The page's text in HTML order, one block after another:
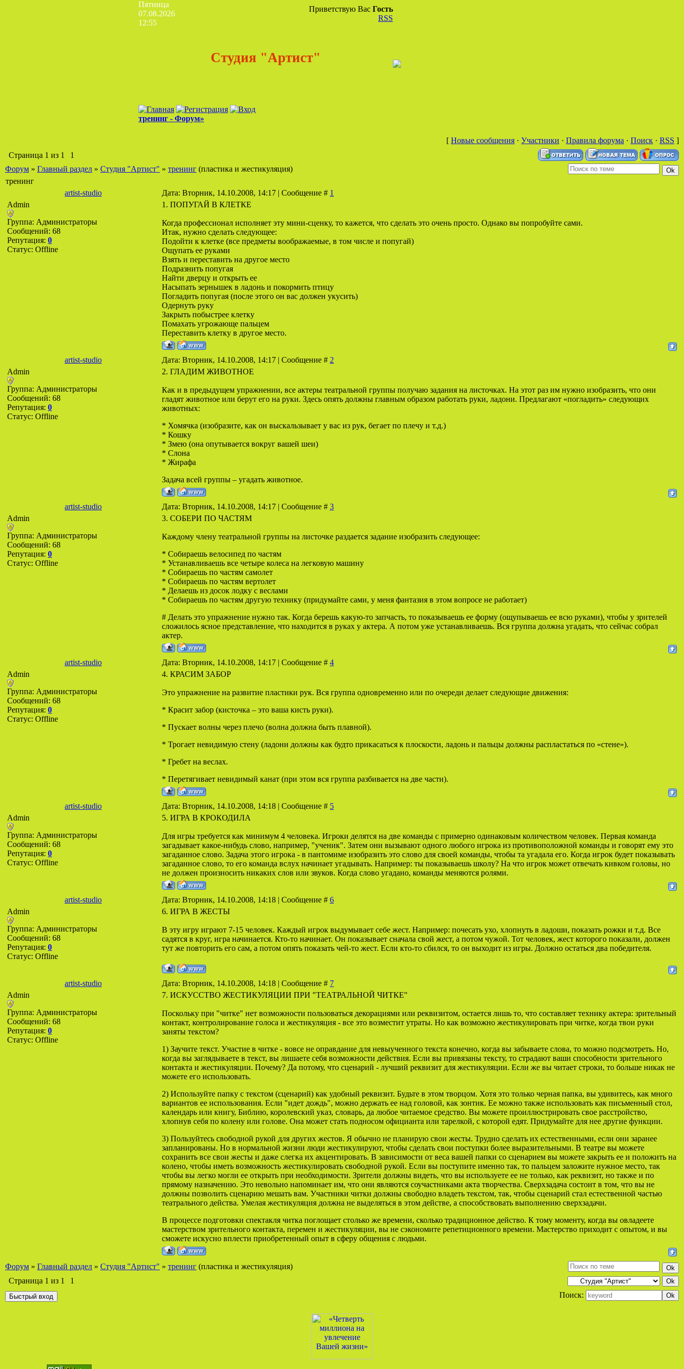
Пятница
07.08.2026
12:55
Приветствую Вас Гость
RSS
Студия "Артист"
тренинг - Форум»
[ Новые сообщения · Участники · Правила форума · Поиск · RSS ]
Страница 1 из 1
1
Форум » Главный раздел » Студия "Артист" » тренинг (пластика и жестикуляция)
тренинг
artist-studio
Дата: Вторник, 14.10.2008, 14:17 | Сообщение # 1
Admin
Группа: Администраторы
Сообщений: 68
Репутация: 0
Статус: Offline
1. ПОПУГАЙ В КЛЕТКЕ
Когда профессионал исполняет эту мини-сценку, то кажется, что сделать это очень просто. Однако вы попробуйте сами.
Итак, нужно сделать следующее:
Подойти к клетке (все предметы воображаемые, в том числе и попугай)
Ощупать ее руками
Взять и переставить на другое место
Подразнить попугая
Найти дверцу и открыть ее
Насыпать зернышек в ладонь и покормить птицу
Погладить попугая (после этого он вас должен укусить)
Одернуть руку
Закрыть побыстрее клетку
Помахать угрожающе пальцем
Переставить клетку в другое место.
artist-studio Дата: Вторник, 14.10.2008, 14:17 | Сообщение # 2
Admin
Группа: Администраторы
Сообщений: 68
Репутация: 0
Статус: Offline
2. ГЛАДИМ ЖИВОТНОЕ
Как и в предыдущем упражнении, все актеры театральной группы получаю задания на листочках. На этот раз им нужно изобразить, что они
гладят животное или берут его на руки. Здесь опять должны главным образом работать руки, ладони. Предлагают «погладить» следующих
животных:
* Хомячка (изобразите, как он выскальзывает у вас из рук, бегает по плечу и т.д.)
* Кошку
* Змею (она опутывается вокруг вашей шеи)
* Слона
* Жирафа
Задача всей группы – угадать животное.
artist-studio Дата: Вторник, 14.10.2008, 14:17 | Сообщение # 3
Admin
Группа: Администраторы
Сообщений: 68
Репутация: 0
Статус: Offline
3. СОБЕРИ ПО ЧАСТЯМ
Каждому члену театральной группы на листочке раздается задание изобразить следующее:
* Собираешь велосипед по частям
* Устанавливаешь все четыре колеса на легковую машину
* Собираешь по частям самолет
* Собираешь по частям вертолет
* Делаешь из досок лодку с веслами
* Собираешь по частям другую технику (придумайте сами, у меня фантазия в этом вопросе не работает)
# Делать это упражнение нужно так. Когда берешь какую-то запчасть, то показываешь ее форму (ощупываешь ее всю руками), чтобы у зрителей
сложилось ясное представление, что находится в руках у актера. А потом уже устанавливаешь. Вся группа должна угадать, что сейчас собрал
актер.
artist-studio Дата: Вторник, 14.10.2008, 14:17 | Сообщение # 4
Admin
Группа: Администраторы
Сообщений: 68
Репутация: 0
Статус: Offline
4. КРАСИМ ЗАБОР
Это упражнение на развитие пластики рук. Вся группа одновременно или по очереди делает следующие движения:
* Красит забор (кисточка – это ваша кисть руки).
* Пускает волны через плечо (волна должна быть плавной).
* Трогает невидимую стену (ладони должны как будто прикасаться к плоскости, ладонь и пальцы должны распластаться по «стене»).
* Гребет на веслах.
* Перетягивает невидимый канат (при этом вся группа разбивается на две части).
artist-studio Дата: Вторник, 14.10.2008, 14:18 | Сообщение # 5
Admin
Группа: Администраторы
Сообщений: 68
Репутация: 0
Статус: Offline
5. ИГРА В КРОКОДИЛА
Для игры требуется как минимум 4 человека. Игроки делятся на две команды с примерно одинаковым количеством человек. Первая команда
загадывает какое-нибудь слово, например, "ученик". Затем они вызывают одного любого игрока из противоположной команды и говорят ему это
загаданное слово. Задача этого игрока - в пантомиме изобразить это слово для своей команды, чтобы та угадала его. Когда игрок будет показывать
загаданное слово, то его команда вслух начинает угадывать. Например: ты показываешь школу? На что игрок может отвечать кивком головы, но
не должен произносить никаких слов или звуков. Когда слово угадано, команды меняются ролями.
artist-studio Дата: Вторник, 14.10.2008, 14:18 | Сообщение # 6
Admin
Группа: Администраторы
Сообщений: 68
Репутация: 0
Статус: Offline
6. ИГРА В ЖЕСТЫ
В эту игру играют 7-15 человек. Каждый игрок выдумывает себе жест. Например: почесать ухо, хлопнуть в ладоши, показать рожки и т.д. Все
садятся в круг, игра начинается. Кто-то начинает. Он показывает сначала свой жест, а потом чужой. Тот человек, жест которого показали, должен
тут же повторить его сам, а потом опять показать чей-то жест. Если кто-то сбился, то он выходит из игры. Должно остаться два победителя.
artist-studio Дата: Вторник, 14.10.2008, 14:18 | Сообщение # 7
Admin
Группа: Администраторы
Сообщений: 68
Репутация: 0
Статус: Offline
7. ИСКУССТВО ЖЕСТИКУЛЯЦИИ ПРИ "ТЕАТРАЛЬНОЙ ЧИТКЕ"
Поскольку при "читке" нет возможности пользоваться декорациями или реквизитом, остается лишь то, что составляет технику актера: зрительный
контакт, контролирование голоса и жестикуляция - все это возместит утраты. Но как возможно жестикулировать при читке, когда твои руки
заняты текстом?
1) Заучите текст. Участие в читке - вовсе не оправдание для невыученного текста конечно, когда вы забываете слова, то можно подсмотреть. Но,
когда вы заглядываете в текст, вы лишаете себя возможности действия. Если вы привязаны тексту, то страдают ваши способности зрительного
контакта и жестикуляции. Почему? Да потому, что сценарий - лучший реквизит для жестикуляции. Если же вы читает строки, то больше никак не
можете его использовать.
2) Используйте папку с текстом (сценарий) как удобный реквизит. Будьте в этом творцом. Хотя это только черная папка, вы удивитесь, как много
вариантов ее использования. Если "идет дождь", можно держать ее над головой, как зонтик. Ее можно также использовать как письменный стол,
календарь или книгу, Библию, королевский указ, словарь, да любое читаемое средство. Вы можете проиллюстрировать свое расстройство,
хлопнув себя по колену или голове. Она может стать подносом официанта или тарелкой, с которой едят. Придумайте для нее другие функции.
3) Пользуйтесь свободной рукой для других жестов. Я обычно не планирую свои жесты. Трудно сделать их естественными, если они заранее
запланированы. Но в нормальной жизни люди жестикулируют, чтобы сделать свои поступки более выразительными. В театре вы можете
сохранить все свои жесты и даже слегка их акцентировать. В зависимости от веса вашей папки со сценарием вы можете закрыть ее и положить на
колено, чтобы иметь возможность жестикулировать свободной рукой. Если вы поступите именно так, то пальцем заложите нужное место, так
чтобы вы легко могли ее открыть при необходимости. Зрители должны видеть, что вы используете ее не только, как реквизит, но также и по
прямому назначению. Это невольно напоминает им, что они являются соучастниками акта творчества. Сверхзадача состоит в том, что вы не
должны позволить сценарию мешать вам. Участники читки должны свободно владеть текстом, так, чтобы сценарий стал естественной частью
театрального действа. Умелая жестикуляция должна не выделяться в этом действе, а способствовать выполнению сверхзадачи.
В процессе подготовки спектакля читка поглощает столько же времени, сколько традиционное действо. К тому моменту, когда вы овладеете
мастерством зрительного контакта, перемен и жестикуляции, вы не сэкономите репетиционного времени. Мастерство приходит с опытом, и вы
сможете искусно вплести приобретенный опыт в сферу общения с людьми.
Форум » Главный раздел » Студия "Артист" » тренинг (пластика и жестикуляция)
Страница 1 из 1
1
Поиск: